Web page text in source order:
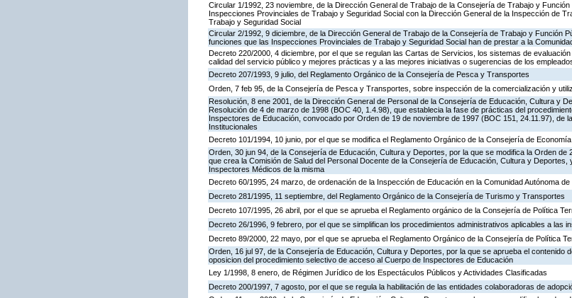
Circular 1/1992, 23 noviembre, de la Dirección General de Trabajo de la Consejería de Trabajo y
Inspecciones Provinciales de Trabajo y Seguridad Social con la Dirección General de la Inspección de
Trabajo y Seguridad Social
Circular 2/1992, 9 diciembre, de la Dirección General de Trabajo de la Consejería de Trabajo y Función
funciones que las Inspecciones Provinciales de Trabajo y Seguridad Social han de prestar a la
Decreto 220/2000, 4 diciembre, por el que se regulan las Cartas de Servicios, los sistemas de
calidad del servicio público y mejores prácticas y a las mejores iniciativas o sugerencias de los
Decreto 207/1993, 9 julio, del Reglamento Orgánico de la Consejería de Pesca y Transportes
Orden, 7 feb 95, de la Consejería de Pesca y Transportes, sobre inspección de la comercialización y
Resolución, 8 ene 2001, de la Dirección General de Personal de la Consejería de Educación, Cultura y
Resolución de 4 de marzo de 1998 (BOC 40, 1.4.98), que establecia la fase de prácticas del
Inspectores de Educación, convocado por Orden de 19 de noviembre de 1997 (BOC 151, 24.11.97), de
Institucionales
Decreto 101/1994, 10 junio, por el que se modifica el Reglamento Orgánico de la Consejería de
Orden, 30 jun 94, de la Consejería de Educación, Cultura y Deportes, por la que se modifica la Orden de
que crea la Comisión de Salud del Personal Docente de la Consejería de Educación, Cultura y Deportes,
Inspectores Médicos de la misma
Decreto 60/1995, 24 marzo, de ordenación de la Inspección de Educación en la Comunidad Autónoma de
Decreto 281/1995, 11 septiembre, del Reglamento Orgánico de la Consejería de Turismo y Transportes
Decreto 107/1995, 26 abril, por el que se aprueba el Reglamento orgánico de la Consejería de Política
Decreto 26/1996, 9 febrero, por el que se simplifican los procedimientos administrativos aplicables a las
Decreto 89/2000, 22 mayo, por el que se aprueba el Reglamento Orgánico de la Consejería de Política
Orden, 16 jul 97, de la Consejería de Educación, Cultura y Deportes, por la que se aprueba el contenido
oposicion del procedimiento selectivo de acceso al Cuerpo de Inspectores de Educación
Ley 1/1998, 8 enero, de Régimen Jurídico de los Espectáculos Públicos y Actividades Clasificadas
Decreto 200/1997, 7 agosto, por el que se regula la habilitación de las entidades colaboradoras de